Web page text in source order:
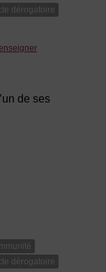
dérogatoire
de ses
Immunité
dérogatoire